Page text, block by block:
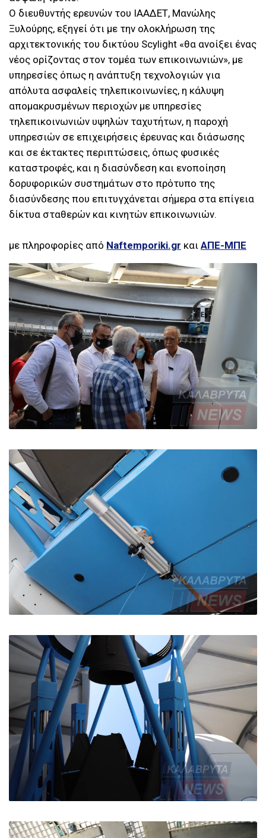
Ο διευθυντής ερευνών του ΙΑΑΔΕΤ, Μανώλης
Ξυλούρης, εξηγεί ότι με την ολοκλήρωση της
αρχιτεκτονικής του δικτύου Scylight «θα ανοίξει ένας
νέος ορίζοντας στον τομέα των επικοινωνιών», με
υπηρεσίες όπως η ανάπτυξη τεχνολογιών για
απόλυτα ασφαλείς τηλεπικοινωνίες, η κάλυψη
απομακρυσμένων περιοχών με υπηρεσίες
τηλεπικοινωνιών υψηλών ταχυτήτων, η παροχή
υπηρεσιών σε επιχειρήσεις έρευνας και διάσωσης
και σε έκτακτες περιπτώσεις, όπως φυσικές
καταστροφές, και η διασύνδεση και ενοποίηση
δορυφορικών συστημάτων στο πρότυπο της
διασύνδεσης που επιτυγχάνεται σήμερα στα επίγεια
δίκτυα σταθερών και κινητών επικοινωνιών.
με πληροφορίες από Naftemporiki.gr και ΑΠΕ-ΜΠΕ